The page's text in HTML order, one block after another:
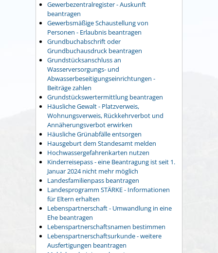
Gewerbezentralregister - Auskunft
beantragen
Gewerbsmäßige Schaustellung von
Personen - Erlaubnis beantragen
Grundbuchabschrift oder
Grundbuchausdruck beantragen
Grundstücksanschluss an
Wasserversorgungs- und
Abwasserbeseitigungseinrichtungen -
Beiträge zahlen
Grundstückswertermittlung beantragen
Häusliche Gewalt - Platzverweis,
Wohnungsverweis, Rückkehrverbot und
Annäherungsverbot erwirken
Häusliche Grünabfälle entsorgen
Hausgeburt dem Standesamt melden
Hochwassergefahrenkarten nutzen
Kinderreisepass - eine Beantragung ist seit 1.
Januar 2024 nicht mehr möglich
Landesfamilienpass beantragen
Landesprogramm STÄRKE - Informationen
für Eltern erhalten
Lebenspartnerschaft - Umwandlung in eine
Ehe beantragen
Lebenspartnerschaftsnamen bestimmen
Lebenspartnerschaftsurkunde - weitere
Ausfertigungen beantragen